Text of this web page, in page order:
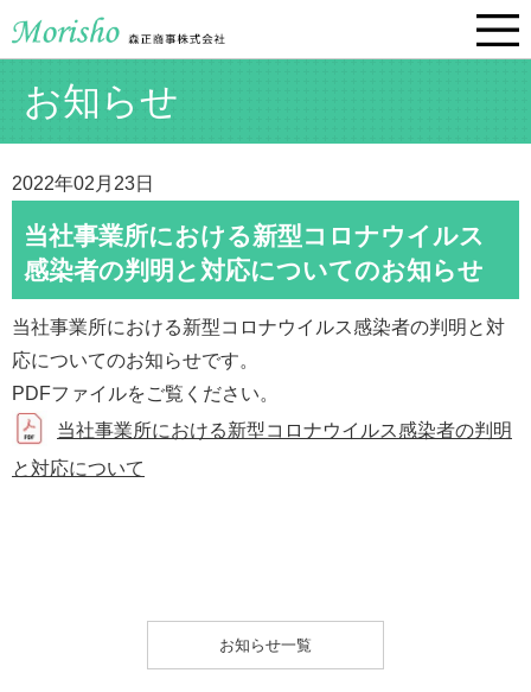
お知らせ
2022年02月23日
当社事業所における新型コロナウイルス
感染者の判明と対応についてのお知らせ
当社事業所における新型コロナウイルス感染者の判明と対
応についてのお知らせです。
PDFファイルをご覧ください。
当社事業所における新型コロナウイルス感染者の判明
と対応について
お知らせ一覧